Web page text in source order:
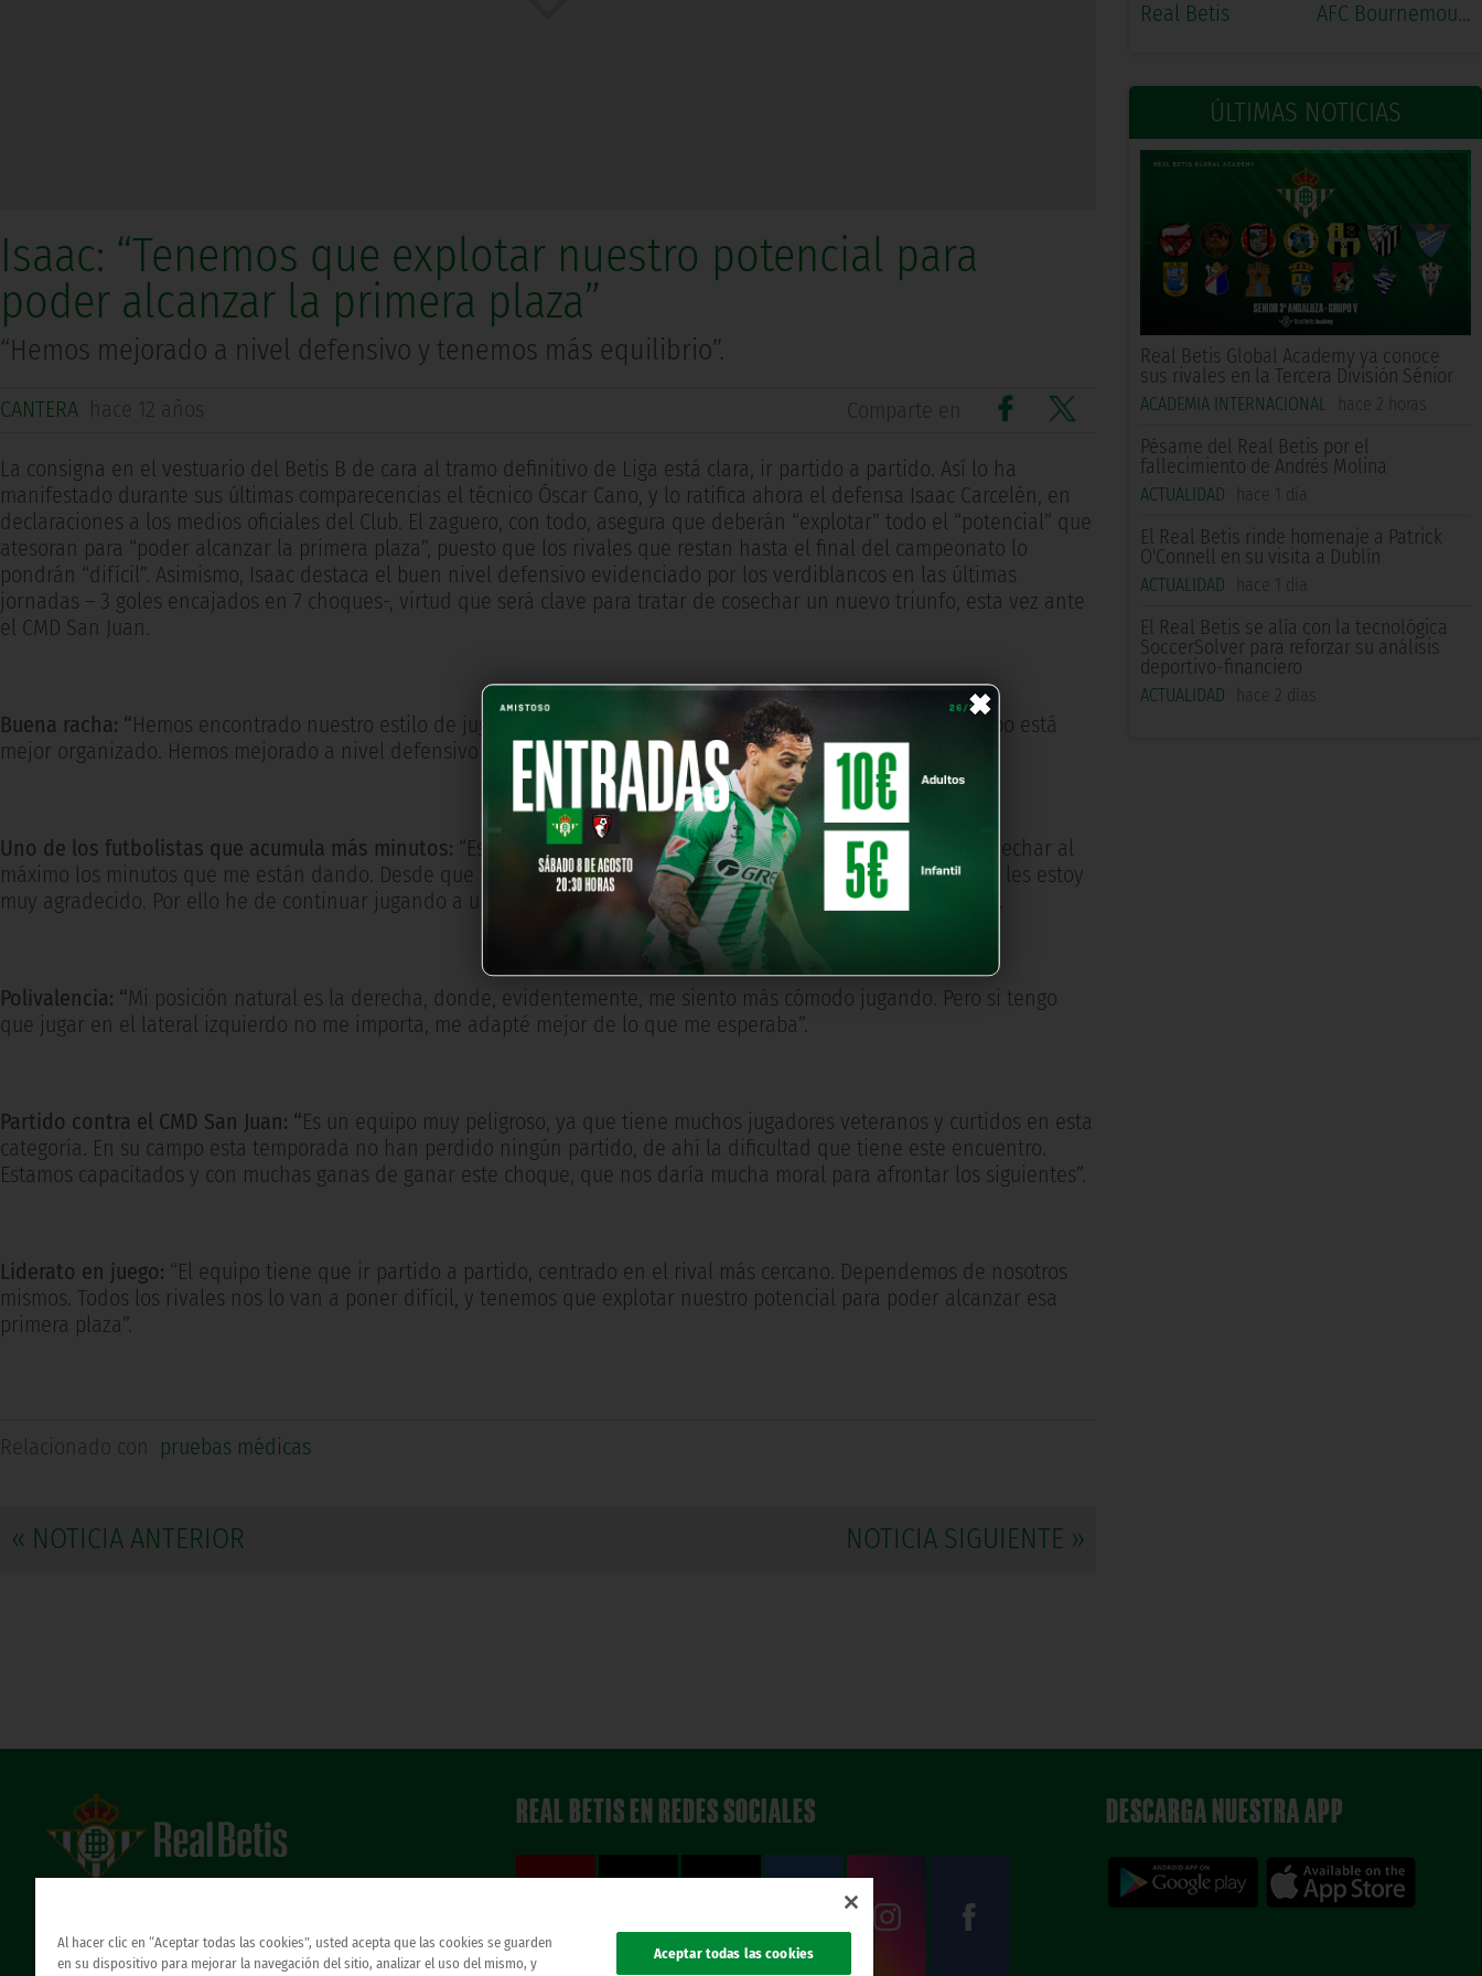
×
Real Betis AFC Bournemouth
ÚLTIMAS NOTICIAS
Real Betis Global Academy ya conoce
sus rivales en la Tercera División Sénior
ACADEMIA INTERNACIONAL hace 2 horas
Pésame del Real Betis por el
fallecimiento de Andrés Molina
ACTUALIDAD hace 1 día
El Real Betis rinde homenaje a Patrick
O'Connell en su visita a Dublín
ACTUALIDAD hace 1 día
El Real Betis se alía con la tecnológica
SoccerSolver para reforzar su análisis
deportivo-financiero
ACTUALIDAD hace 2 días
Isaac: “Tenemos que explotar nuestro potencial para
poder alcanzar la primera plaza”
“Hemos mejorado a nivel defensivo y tenemos más equilibrio”.
CANTERA hace 12 años Comparte en
La consigna en el vestuario del Betis B de cara al tramo definitivo de Liga está clara, ir partido a partido. Así lo ha
manifestado durante sus últimas comparecencias el técnico Óscar Cano, y lo ratifica ahora el defensa Isaac Carcelén, en
declaraciones a los medios oficiales del Club. El zaguero, con todo, asegura que deberán “explotar” todo el “potencial” que
atesoran para “poder alcanzar la primera plaza”, puesto que los rivales que restan hasta el final del campeonato lo
pondrán “difícil”. Asimismo, Isaac destaca el buen nivel defensivo evidenciado por los verdiblancos en las últimas
jornadas – 3 goles encajados en 7 choques-, virtud que será clave para tratar de cosechar un nuevo triunfo, esta vez ante
el CMD San Juan.
Buena racha: “Hemos encontrado nuestro estilo de jugar, de una forma mucho más directa que antes, y el equipo está
mejor organizado. Hemos mejorado a nivel defensivo y tenemos más equilibrio”.
Uno de los futbolistas que acumula más minutos: “Estoy muy contento este año por poder jugar y quiero aprovechar al
máximo los minutos que me están dando. Desde que llegó el cuerpo técnico, todos han confiado mucho en mí y les estoy
muy agradecido. Por ello he de continuar jugando a un gran nivel y luchando para poder alcanzar los objetivos”.
Polivalencia: “Mi posición natural es la derecha, donde, evidentemente, me siento más cómodo jugando. Pero si tengo
que jugar en el lateral izquierdo no me importa, me adapté mejor de lo que me esperaba”.
Partido contra el CMD San Juan: “Es un equipo muy peligroso, ya que tiene muchos jugadores veteranos y curtidos en esta
categoría. En su campo esta temporada no han perdido ningún partido, de ahí la dificultad que tiene este encuentro.
Estamos capacitados y con muchas ganas de ganar este choque, que nos daría mucha moral para afrontar los siguientes”.
Liderato en juego: “El equipo tiene que ir partido a partido, centrado en el rival más cercano. Dependemos de nosotros
mismos. Todos los rivales nos lo van a poner difícil, y tenemos que explotar nuestro potencial para poder alcanzar esa
primera plaza”.
Relacionado con pruebas médicas
« NOTICIA ANTERIOR NOTICIA SIGUIENTE »
REAL BETIS EN REDES SOCIALES DESCARGA NUESTRA APP
Al hacer clic en “Aceptar todas las cookies”, usted acepta que las cookies se guarden
en su dispositivo para mejorar la navegación del sitio, analizar el uso del mismo, y
Aceptar todas las cookies